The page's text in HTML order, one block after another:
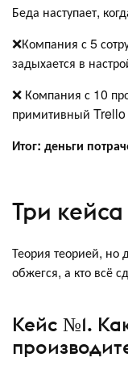
Беда наступает,
❌Компания с 5
задыхается в
❌ Компания с 10
примитивный Trello
Итог: деньги
Три
Теория теорией, но
обжегся, а кто всё
Кейс №1.